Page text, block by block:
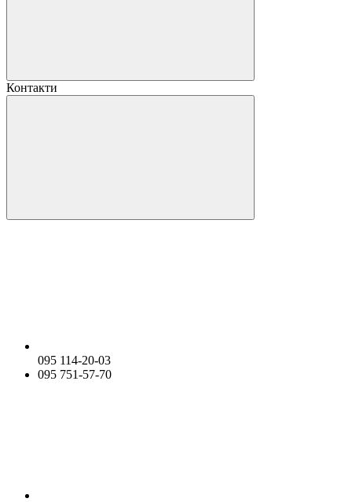
Контакти
095 114-20-03
095 751-57-70